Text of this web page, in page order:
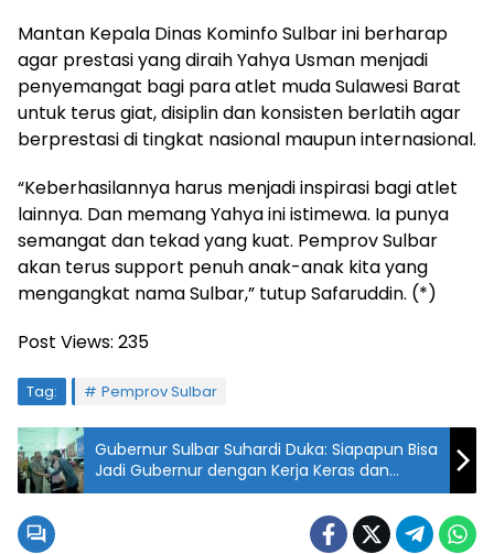
Mantan Kepala Dinas Kominfo Sulbar ini berharap
agar prestasi yang diraih Yahya Usman menjadi
penyemangat bagi para atlet muda Sulawesi Barat
untuk terus giat, disiplin dan konsisten berlatih agar
berprestasi di tingkat nasional maupun internasional.
“Keberhasilannya harus menjadi inspirasi bagi atlet
lainnya. Dan memang Yahya ini istimewa. Ia punya
semangat dan tekad yang kuat. Pemprov Sulbar
akan terus support penuh anak-anak kita yang
mengangkat nama Sulbar,” tutup Safaruddin. (*)
Post Views: 235
Tag: Pemprov Sulbar
Gubernur Sulbar Suhardi Duka: Siapapun Bisa
Jadi Gubernur dengan Kerja Keras dan
Pantang Menyerah